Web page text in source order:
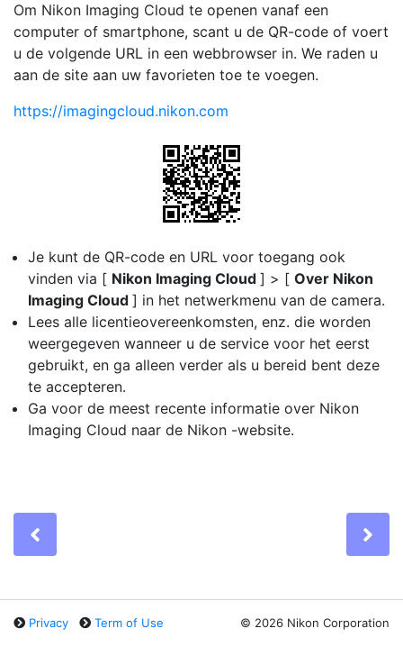
Om Nikon Imaging Cloud te openen vanaf een
computer of smartphone, scant u de QR-code of voert
u de volgende URL in een webbrowser in. We raden u
aan de site aan uw favorieten toe te voegen.
https://imagingcloud.nikon.com
Je kunt de QR-code en URL voor toegang ook
vinden via [ Nikon Imaging Cloud ] > [ Over Nikon
Imaging Cloud ] in het netwerkmenu van de camera.
Lees alle licentieovereenkomsten, enz. die worden
weergegeven wanneer u de service voor het eerst
gebruikt, en ga alleen verder als u bereid bent deze
te accepteren.
Ga voor de meest recente informatie over Nikon
Imaging Cloud naar de Nikon -website.
Privacy Term of Use © 2026 Nikon Corporation